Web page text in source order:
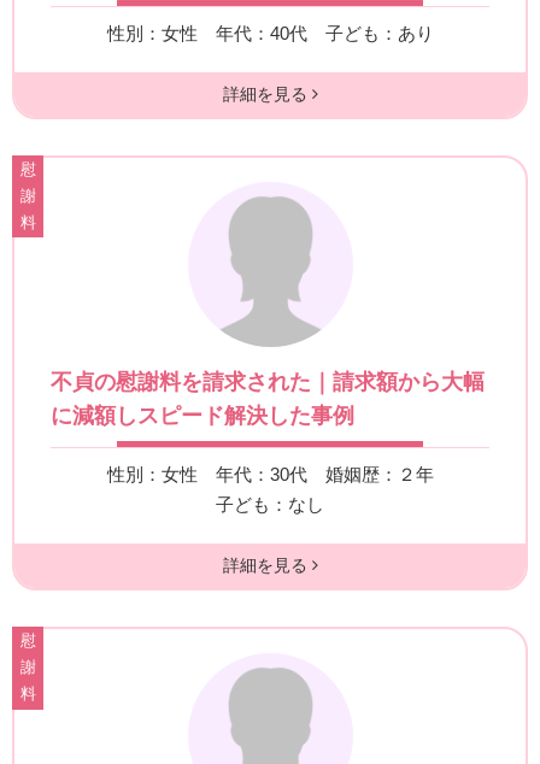
性別：女性 年代：40代 子ども：あり
詳細を見る
慰
謝
料
不貞の慰謝料を請求された｜請求額から大幅
に減額しスピード解決した事例
性別：女性 年代：30代
婚姻歴：２年
子ども：なし
詳細を見る
慰
謝
料